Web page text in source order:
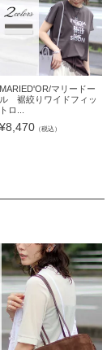
MARIED'OR/マリードー
ル 裾絞りワイドフィッ
トロ...
¥8,470（税込）